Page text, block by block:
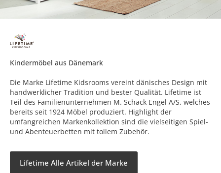
Kindermöbel aus Dänemark
Die Marke Lifetime Kidsrooms vereint dänisches Design mit
handwerklicher Tradition und bester Qualität. Lifetime ist
Teil des Familienunternehmen M. Schack Engel A/S, welches
bereits seit 1924 Möbel produziert. Highlight der
umfangreichen Markenkollektion sind die vielseitigen Spiel-
und Abenteuerbetten mit tollem Zubehör.
Lifetime Alle Artikel der Marke